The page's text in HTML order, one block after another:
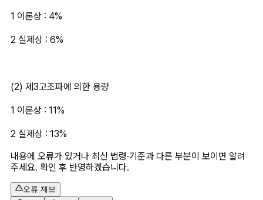
1 이론상 : 4%
2 실제상 : 6%
(2) 제3고조파에 의한 용량
1 이론상 : 11%
2 실제상 : 13%
내용에 오류가 있거나 최신 법령·기준과 다른 부분이 보이면 알려
주세요. 확인 후 반영하겠습니다.
오류 제보